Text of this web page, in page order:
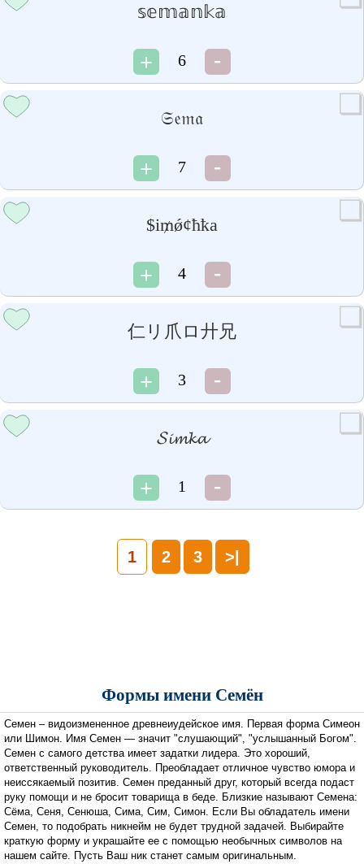
𝕤𝕖𝕞𝕒𝕟𝕜𝕒
6
𝔖𝔢𝔪𝔞
7
$i₥ǿ¢ħҟa
4
仁リ爪ロ廾兄
3
𝓢𝓲𝓶𝓴𝓪
1
1 2 3 >|
Формы имени Семён
Семен – видоизмененное древнеиудейское имя. Первая форма Симеон
или Шимон. Имя Семен — значит "слушающий", "услышанный Богом".
Семен с самого детства имеет задатки лидера. Это хороший,
ответственный руководитель. Преобладает отличное чувство юмора и
неиссякаемый позитив. Семен преданный друг, который всегда подаст
руку помощи и не бросит товарища в беде. Близкие называют Семена:
Сёма, Сеня, Сенюша, Сима, Сим, Симон. Если Вы обладатель имени
Семен, то подобрать никнейм не будет трудной задачей. Выбирайте
краткую форму и украшайте ее с помощью необычных символов на
нашем сайте. Пусть Ваш ник станет самым оригинальным.